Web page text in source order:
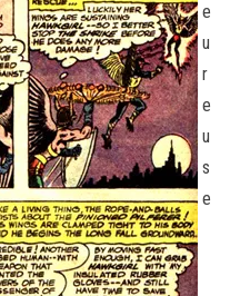
e
u
r
e
u
s
e